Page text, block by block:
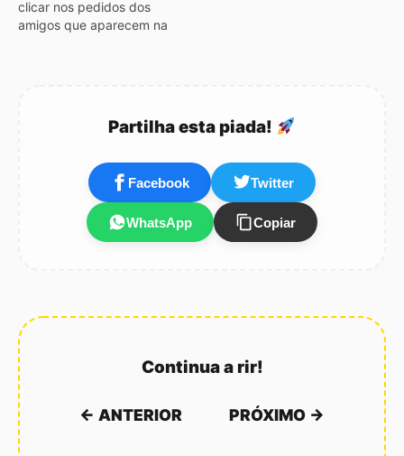
clicar nos pedidos dos
amigos que aparecem na
recompensas dos amigos
farmville, depois é só
clicar com o…
Partilha esta piada!
Facebook Twitter
WhatsApp Copiar
Continua a rir!
← ANTERIOR PRÓXIMO →